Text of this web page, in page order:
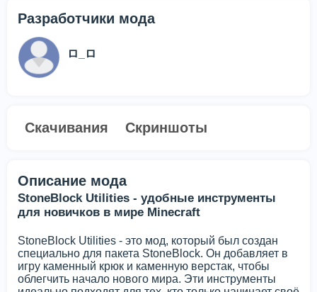
Разработчики мода
ロ_ロ
Скачивания Скриншоты
Описание мода
StoneBlock Utilities - удобные инструменты
для новичков в мире Minecraft
StoneBlock Utilities - это мод, который был создан
специально для пакета StoneBlock. Он добавляет в
игру каменный крюк и каменную верстак, чтобы
облегчить начало нового мира. Эти инструменты